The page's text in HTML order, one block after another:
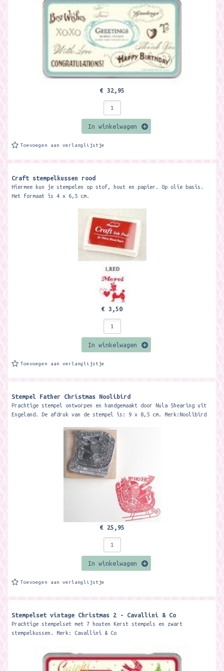
€ 32,95
In winkelwagen
Toevoegen aan verlanglijstje
Craft stempelkussen rood
Hiermee kun je stempelen op stof, hout en papier. Op olie basis.
Het formaat is 4 x 6,5 cm.
€ 3,50
In winkelwagen
Toevoegen aan verlanglijstje
Stempel Father Christmas Noolibird
Prachtige stempel ontworpen en handgemaakt door Nula Shearing uit
Engeland. De afdruk van de stempel is: 9 x 8,5 cm. Merk:Noolibird
€ 25,95
In winkelwagen
Toevoegen aan verlanglijstje
Stempelset vintage Christmas 2 - Cavallini & Co
Prachtige stempelset met 7 houten Kerst stempels en zwart
stempelkussen. Merk: Cavallini & Co